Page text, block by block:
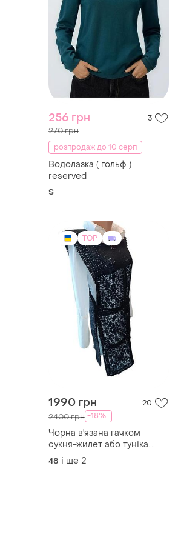
256 грн 3
270 грн
розпродаж до 10 серп
Водолазка ( гольф )
reserved
S
TOP
1990 грн 20
2400 грн -18%
Чорна в'язана гачком
сукня-жилет або туніка.
одягається поверх
сорочки . ручна робота,
48 і ще 2